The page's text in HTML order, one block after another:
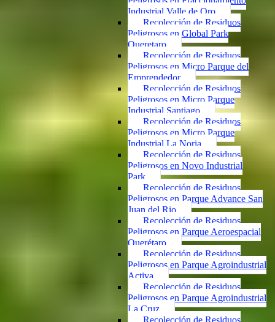
Industrial Valle de Oro
Recolección de Residuos
Peligrosos en Global Park
Queretaro
Recolección de Residuos
Peligrosos en Micro Parque del
Emprendedor
Recolección de Residuos
Peligrosos en Micro Parque
Industrial Santiago
Recolección de Residuos
Peligrosos en Micro Parque
Industrial La Noria
Recolección de Residuos
Peligrosos en Novo Industrial
Park
Recolección de Residuos
Peligrosos en Parque Advance San
Juan del Rio
Recolección de Residuos
Peligrosos en Parque Aeroespacial
Querétaro
Recolección de Residuos
Peligrosos en Parque Agroindustrial
Activa
Recolección de Residuos
Peligrosos en Parque Agroindustrial
La Cruz
Recolección de Residuos